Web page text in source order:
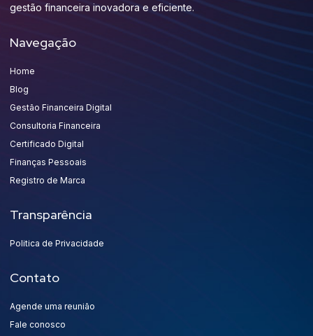
gestão financeira inovadora e eficiente.
Navegação
Home
Blog
Gestão Financeira Digital
Consultoria Financeira
Certificado Digital
Finanças Pessoais
Registro de Marca
Transparência
Politica de Privacidade
Contato
Agende uma reunião
Fale conosco